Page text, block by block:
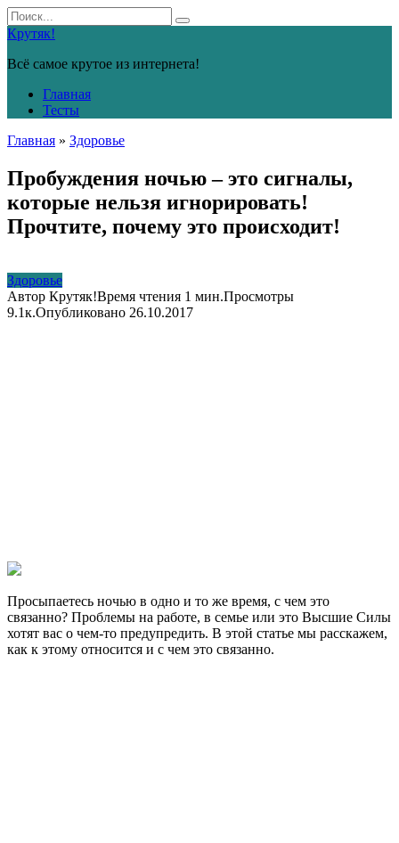
Перейти
к
контенту
Search
for:
Крутяк!
Всё самое крутое из интернета!
Главная
Тесты
Главная » Здоровье
Пробуждения ночью – это сигналы,
которые нельзя игнорировать!
Прочтите, почему это происходит!
Здоровье
Автор Крутяк!Время чтения 1 мин.Просмотры
9.1к.Опубликовано 26.10.2017
Просыпаетесь ночью в одно и то же время, с чем это
связанно? Проблемы на работе, в семье или это Высшие Силы
хотят вас о чем-то предупредить. В этой статье мы расскажем,
как к этому относится и с чем это связанно.